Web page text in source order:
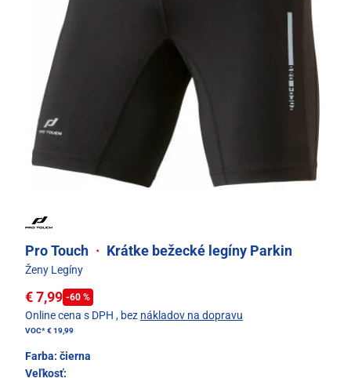
Pro Touch · Krátke bežecké legíny Parkin
Ženy Legíny
€ 7,99 -60 %
Online cena s DPH , bez nákladov na dopravu
VOC*€ 19,99
Farba: čierna
Veľkosť: